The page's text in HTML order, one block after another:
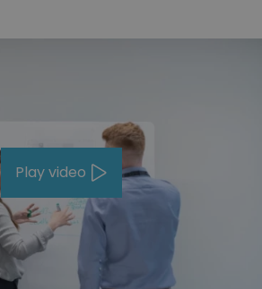
Play video